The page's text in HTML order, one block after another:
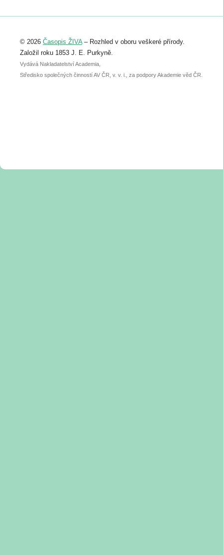
Registrovat se můžete do 6. září.
abstraktu přihlášené přednášky nebo
posteru je už 30. června.
© 2026 Časopis ŽIVA– Rozhled v oboru veškeré přírody.
Založil roku 1853 J. E. Purkyně.
Vydává Nakladatelství Academia,
Středisko společných činností AV ČR, v. v. i., za podpory Akademie věd ČR.